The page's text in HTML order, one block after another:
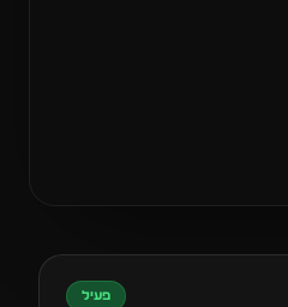
פעיל